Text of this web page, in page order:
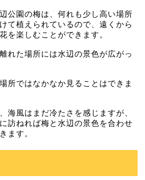
公園の梅は、何れも少し高い場所
て植えられているので、遠くから
を楽しむことができます。
れた場所には水辺の景色が広がっ
所ではなかなか見ることはできま
海風はまだ冷たさを感じますが、
訪ねれば梅と水辺の景色を合わせ
ます。